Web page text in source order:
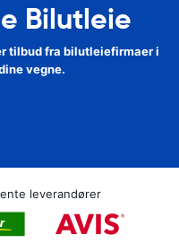
Bilutleie
tilbud fra bilutleiefirmaer i
vegne.
leverandører